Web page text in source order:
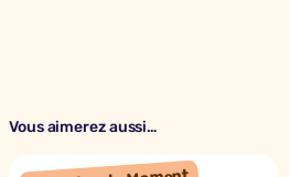
Vous aimerez aussi…